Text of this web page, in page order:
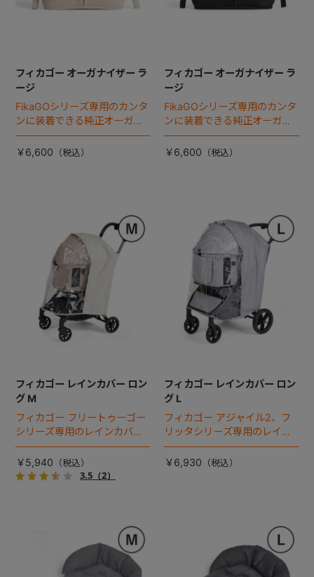
フィカゴー オーガナイザー ラ
ージ
FikaGOシリーズ専用のカンタ
ンに装着できる純正オーガナ
イザー。
￥6,600
フィカゴー オーガナイザー ラ
ージ
FikaGOシリーズ専用のカンタ
ンに装着できる純正オーガナ
イザー。
￥6,600
フィカゴー レインカバー ロン
グ M
フィカゴー フリートゥーゴー
シリーズ専用のレインカバ
ー。雨の日のお出かけも安
心。
￥5,940
3.5（2）
フィカゴー レインカバー ロン
グ L
フィカゴー アジャイル2、フ
リッタシリーズ専用のレイン
カバー。雨の日のお出かけも
安心。
￥6,930